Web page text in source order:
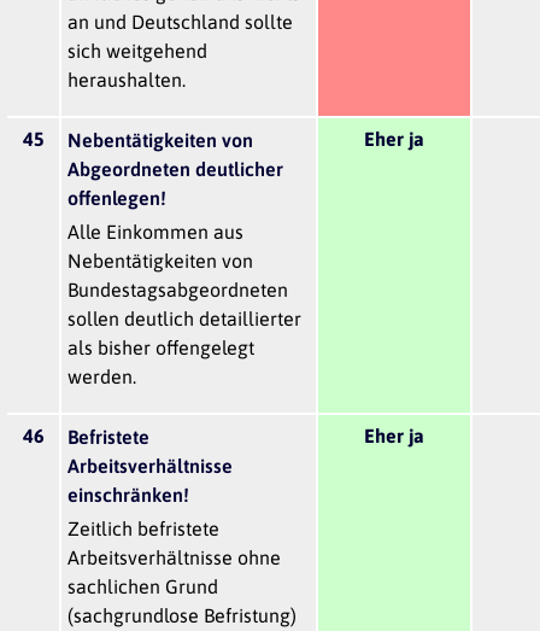
an und Deutschland sollte
sich weitgehend
heraushalten.
45
Nebentätigkeiten von
Abgeordneten deutlicher
offenlegen!
Alle Einkommen aus
Nebentätigkeiten von
Bundestagsabgeordneten
sollen deutlich detaillierter
als bisher offengelegt
werden.
Eher ja
46
Befristete
Arbeitsverhältnisse
einschränken!
Zeitlich befristete
Arbeitsverhältnisse ohne
sachlichen Grund
(sachgrundlose Befristung)
Eher ja